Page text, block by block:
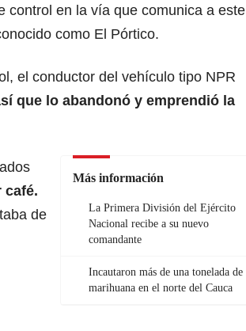
control en la vía que comunica a este
como El Pórtico.
el conductor del vehículo tipo NPR
que lo abandonó y emprendió la
Más información
La Primera División del Ejército
Nacional recibe a su nuevo
comandante
Incautaron más de una tonelada de
marihuana en el norte del Cauca
café.
de